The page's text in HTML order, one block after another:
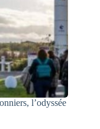
l’odyssée